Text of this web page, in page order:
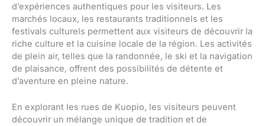
d’expériences authentiques pour les visiteurs. Les
marchés locaux, les restaurants traditionnels et les
festivals culturels permettent aux visiteurs de découvrir la
riche culture et la cuisine locale de la région. Les activités
de plein air, telles que la randonnée, le ski et la navigation
de plaisance, offrent des possibilités de détente et
d’aventure en pleine nature.
En explorant les rues de Kuopio, les visiteurs peuvent
découvrir un mélange unique de tradition et de